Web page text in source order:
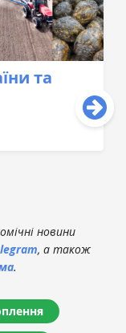
та
новини
, а також
.